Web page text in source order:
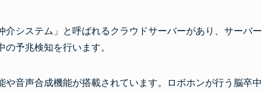
システム」と呼ばれるクラウドサーバーがあり、サーバー
予兆検知を行います。
音声合成機能が搭載されています。ロボホンが行う脳卒中